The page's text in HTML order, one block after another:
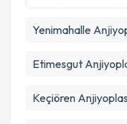
Yenimahalle
Etimesgut
Keçiören